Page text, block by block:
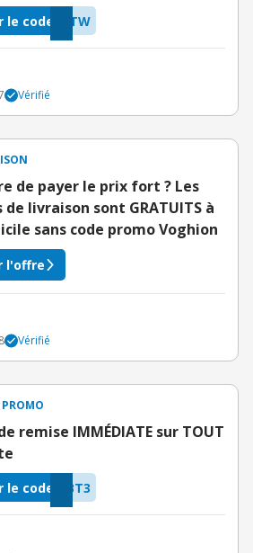
JTW
le code
Vérifié
de payer le prix fort ? Les
livraison sont GRATUITS à
sans code promo Voghion
l'offre
Vérifié
PROMO
remise IMMÉDIATE sur TOUT
BT3
le code